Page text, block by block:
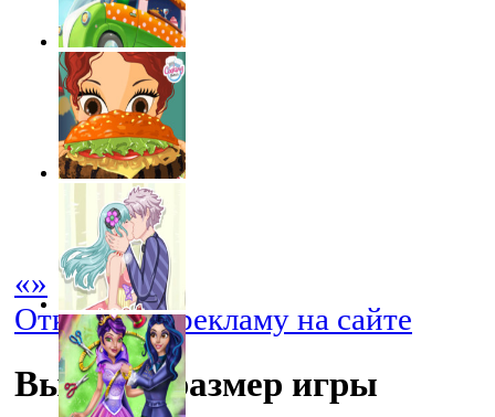
«»
Отключить рекламу на сайте
Выбрать размер игры